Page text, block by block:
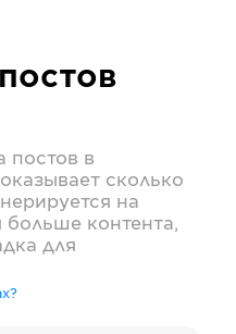
постов в
сколько
на
контента,
для